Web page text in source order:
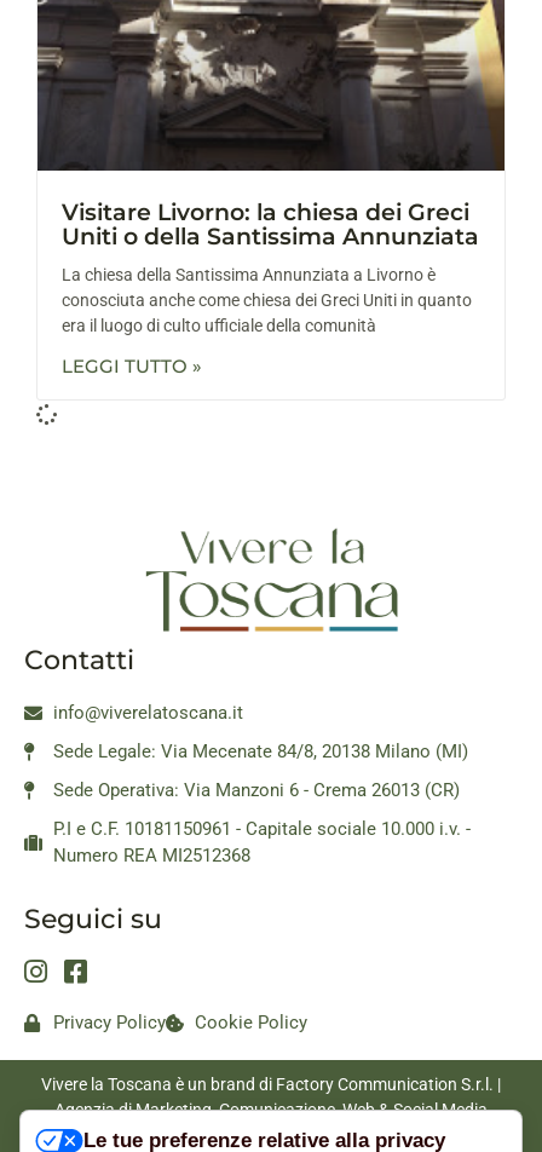
Visitare Livorno: la chiesa dei Greci
Uniti o della Santissima Annunziata
La chiesa della Santissima Annunziata a Livorno è
conosciuta anche come chiesa dei Greci Uniti in quanto
era il luogo di culto ufficiale della comunità
LEGGI TUTTO »
Contatti
info@viverelatoscana.it
Sede Legale: Via Mecenate 84/8, 20138 Milano (MI)
Sede Operativa: Via Manzoni 6 - Crema 26013 (CR)
P.I e C.F. 10181150961 - Capitale sociale 10.000 i.v. -
Numero REA MI2512368
Seguici su
Privacy Policy Cookie Policy
Vivere la Toscana è un brand di Factory Communication S.r.l. |
Agenzia di Marketing, Comunicazione, Web & Social Media
|www.factorycommunication.it
Le tue preferenze relative alla privacy